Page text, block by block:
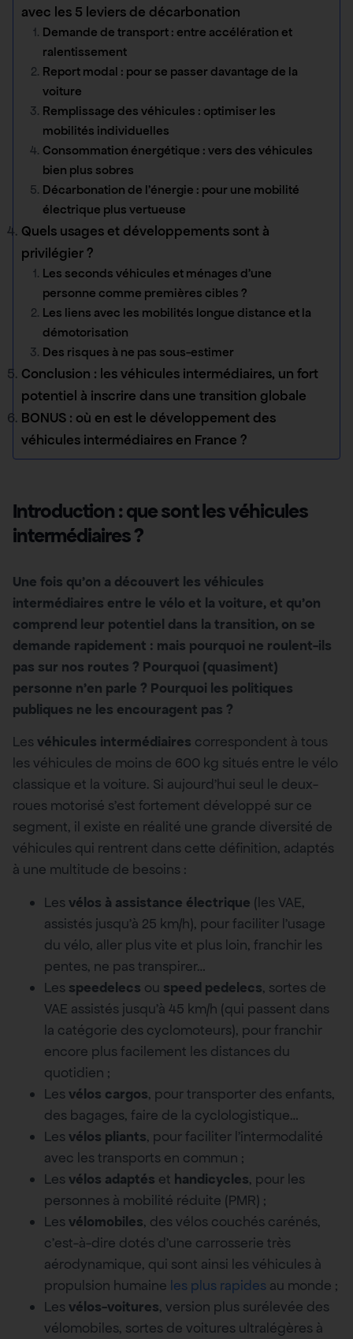
avec les 5 leviers de décarbonation
Demande de transport : entre accélération et
ralentissement
Report modal : pour se passer davantage de la
voiture
Remplissage des véhicules : optimiser les
mobilités individuelles
Consommation énergétique : vers des véhicules
bien plus sobres
Décarbonation de l’énergie : pour une mobilité
électrique plus vertueuse
Quels usages et développements sont à
privilégier ?
Les seconds véhicules et ménages d’une
personne comme premières cibles ?
Les liens avec les mobilités longue distance et la
démotorisation
Des risques à ne pas sous-estimer
Conclusion : les véhicules intermédiaires, un fort
potentiel à inscrire dans une transition globale
BONUS : où en est le développement des
véhicules intermédiaires en France ?
Introduction : que sont les véhicules
intermédiaires ?
Une fois qu’on a découvert les véhicules
intermédiaires entre le vélo et la voiture, et qu’on
comprend leur potentiel dans la transition, on se
demande rapidement : mais pourquoi ne roulent-ils
pas sur nos routes ? Pourquoi (quasiment)
personne n’en parle ? Pourquoi les politiques
publiques ne les encouragent pas ?
Lesvéhicules intermédiaires correspondent à tous
les véhicules de moins de 600 kg situés entre le vélo
classique et la voiture. Si aujourd’hui seul le deux-
roues motorisé s’est fortement développé sur ce
segment, il existe en réalité une grande diversité de
véhicules qui rentrent dans cette définition, adaptés
à une multitude de besoins :
Lesvélos à assistance électrique (les VAE,
assistés jusqu’à 25 km/h), pour faciliter l’usage
du vélo, aller plus vite et plus loin, franchir les
pentes, ne pas transpirer…
Les speedelecs ou speed pedelecs, sortes de
VAE assistés jusqu’à 45 km/h (qui passent dans
la catégorie des cyclomoteurs), pour franchir
encore plus facilement les distances du
quotidien ;
Lesvélos cargos, pour transporter des enfants,
des bagages, faire de la cyclologistique…
Lesvélos pliants, pour faciliter l’intermodalité
avec les transports en commun ;
Lesvélos adaptés et handicycles, pour les
personnes à mobilité réduite (PMR) ;
Lesvélomobiles, des vélos couchés carénés,
c’est-à-dire dotés d’une carrosserie très
aérodynamique, qui sont ainsi les véhicules à
propulsion humaine les plus rapides au monde ;
Lesvélos-voitures, version plus surélevée des
vélomobiles, sortes de voitures ultralégères à